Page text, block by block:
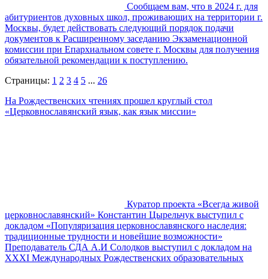
Сообщаем вам, что в 2024 г. для
абитуриентов духовных школ, проживающих на территории г.
Москвы, будет действовать следующий порядок подачи
документов к Расширенному заседанию Экзаменационной
комиссии при Епархиальном совете г. Москвы для получения
обязательной рекомендации к поступлению.
Страницы: 1 2 3 4 5 ... 26
На Рождественских чтениях прошел круглый стол
«Церковнославянский язык, как язык миссии»
Куратор проекта «Всегда живой
церковнославянский» Константин Цырельчук выступил с
докладом «Популяризация церковнославянского наследия:
традиционные трудности и новейшие возможности»
Преподаватель СДА А.И Солодков выступил с докладом на
XXXI Международных Рождественских образовательных